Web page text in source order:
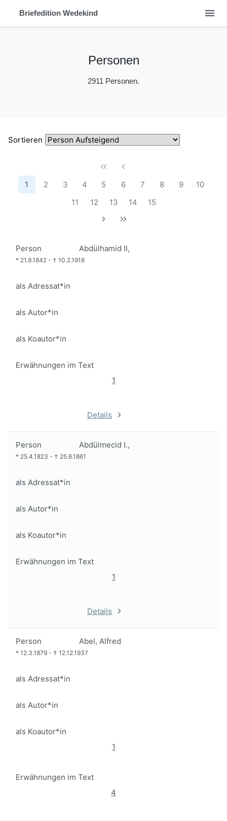
Briefedition Wedekind menu
Personen
2911 Personen.
Sortieren
1 2 3 4 5 6 7 8 9
10
11
12 13 14 15
Person Abdülhamid II,
* 21.9.1842 - † 10.2.1918
als Adressat*in
als Autor*in
als Koautor*in
Erwähnungen im Text
1
Details
Person Abdülmecid I.,
* 25.4.1823 - † 25.6.1861
als Adressat*in
als Autor*in
als Koautor*in
Erwähnungen im Text
1
Details
Person Abel, Alfred
* 12.3.1879 - † 12.12.1937
als Adressat*in
als Autor*in
als Koautor*in
1
Erwähnungen im Text
4